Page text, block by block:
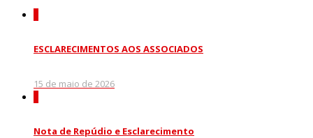
ESCLARECIMENTOS AOS ASSOCIADOS
15 de maio de 2026
Nota de Repúdio e Esclarecimento